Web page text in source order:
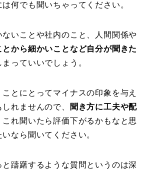
は何でも聞いちゃってください。
いことや社内のこと、人間関係や
とから細かいことなど自分が聞きた
っていいでしょう。
とにとってマイナスの印象を与え
れませんので、
聞き方に工夫や配
これ聞いたら評価下がるかもなと思
なら聞いてください。
躊躇するような質問というのは深